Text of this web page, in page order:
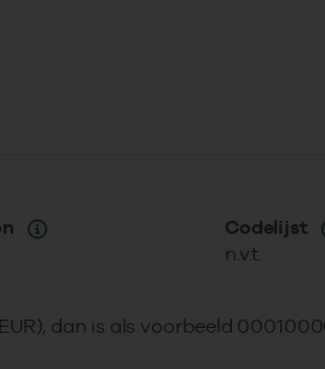
Codelijst
n.v.t.
dan is als voorbeeld